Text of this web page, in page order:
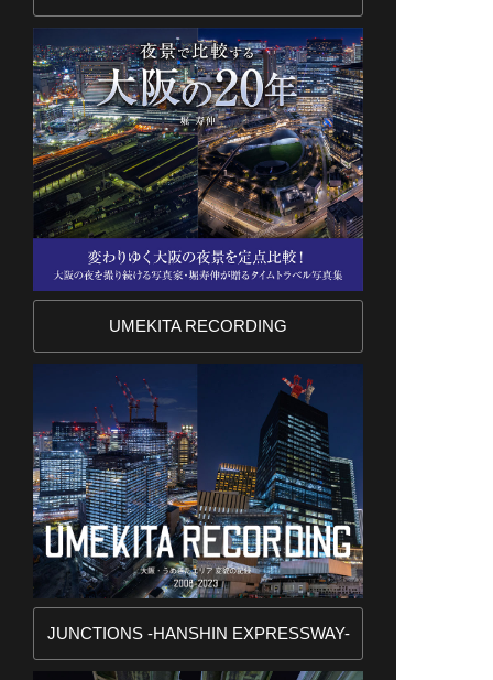
UMEKITA RECORDING
JUNCTIONS -HANSHIN EXPRESSWAY-